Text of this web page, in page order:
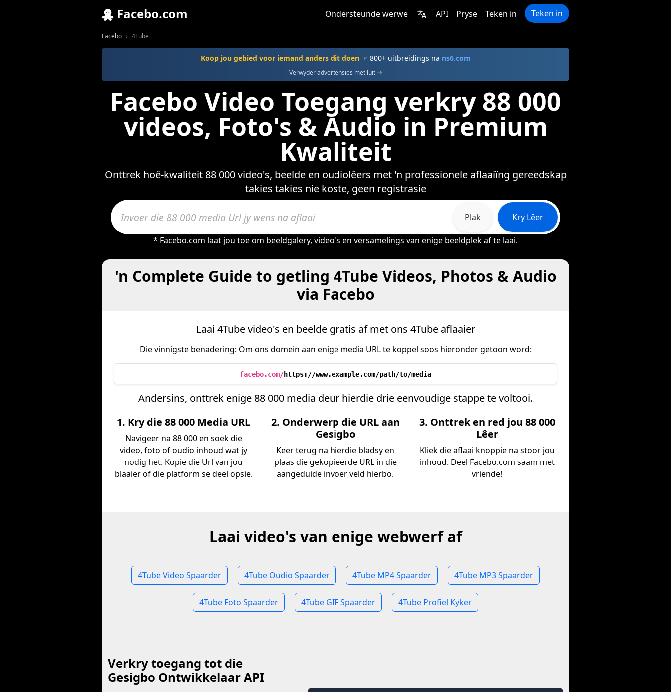
Facebo.com Ondersteunde werwe API Pryse Teken in Teken in
Facebo 4Tube
Koop jou gebied voor iemand anders dit doen☞ 800+ uitbreidings na ns6.com
Verwyder advertensies met luit →
Facebo Video Toegang verkry 88 000
videos, Foto's & Audio in Premium
Kwaliteit
Onttrek hoë-kwaliteit 88 000 video's, beelde en oudiolêers met 'n professionele aflaaiïng gereedskap
takies takies nie koste, geen registrasie
Plak Kry Lêer
* Facebo.com laat jou toe om beeldgalery, video's en versamelings van enige beeldplek af te laai.
'n Complete Guide to getling 4Tube Videos, Photos & Audio
via Facebo
Laai 4Tube video's en beelde gratis af met ons 4Tube aflaaier
Die vinnigste benadering: Om ons domein aan enige media URL te koppel soos hieronder getoon word:
facebo.com/https://www.example.com/path/to/media
Andersins, onttrek enige 88 000 media deur hierdie drie eenvoudige stappe te voltooi.
1. Kry die 88 000 Media URL
Navigeer na 88 000 en soek die
video, foto of oudio inhoud wat jy
nodig het. Kopie die Url van jou
blaaier of die platform se deel opsie.
2. Onderwerp die URL aan
Gesigbo
Keer terug na hierdie bladsy en
plaas die gekopieerde URL in die
aangeduide invoer veld hierbo.
3. Onttrek en red jou 88 000
Lêer
Kliek die aflaai knoppie na stoor jou
inhoud. Deel Facebo.com saam met
vriende!
Laai video's van enige webwerf af
4Tube Video Spaarder 4Tube Oudio Spaarder 4Tube MP4 Spaarder 4Tube MP3 Spaarder
4Tube Foto Spaarder 4Tube GIF Spaarder 4Tube Profiel Kyker
Verkry toegang tot die
Gesigbo Ontwikkelaar API